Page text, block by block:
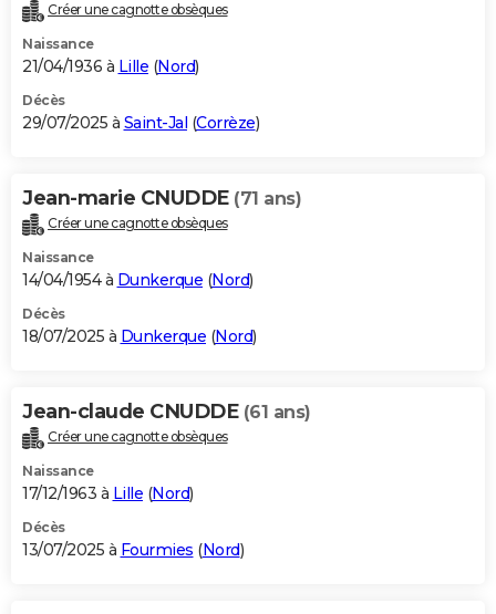
Créer une cagnotte obsèques
Naissance
21/04/1936 à Lille (Nord)
Décès
29/07/2025 à Saint-Jal (Corrèze)
Jean-marie CNUDDE (71 ans)
Créer une cagnotte obsèques
Naissance
14/04/1954 à Dunkerque (Nord)
Décès
18/07/2025 à Dunkerque (Nord)
Jean-claude CNUDDE (61 ans)
Créer une cagnotte obsèques
Naissance
17/12/1963 à Lille (Nord)
Décès
13/07/2025 à Fourmies (Nord)